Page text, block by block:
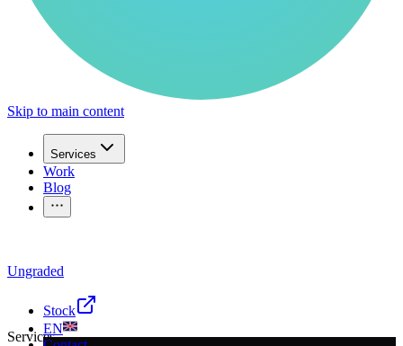
Skip to main content
Services
Work
Blog
Ungraded
Stock
EN
Vragen voor een opname?
030 207 2340
Services